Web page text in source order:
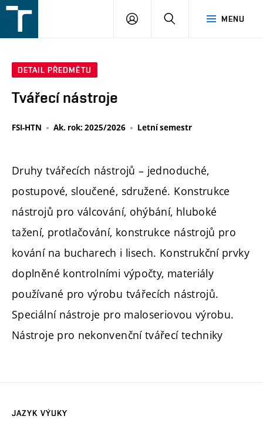
v
MENU
PŘIHLÁŠENÍ
DETAIL PŘEDMĚTU
Tvářecí nástroje
FSI-HTN Ak. rok: 2025/2026 Letní semestr
Druhy tvářecích nástrojů – jednoduché,
postupové, sloučené, sdružené. Konstrukce
nástrojů pro válcování, ohýbání, hluboké
tažení, protlačování, konstrukce nástrojů pro
kování na bucharech i lisech. Konstrukční prvky
doplněné kontrolními výpočty, materiály
používané pro výrobu tvářecích nástrojů.
Speciální nástroje pro maloseriovou výrobu.
Nástroje pro nekonvenční tvářecí techniky
JAZYK VÝUKY